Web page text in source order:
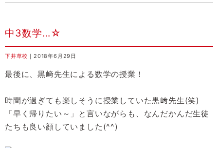
中3数学…☆
下井草校 ｜2018年6月29日
最後に、黒﨑先生による数学の授業！
時間が過ぎても楽しそうに授業していた黒﨑先生(笑)
「早く帰りたい～」と言いながらも、なんだかんだ生徒
たちも良い顔していました(^^)